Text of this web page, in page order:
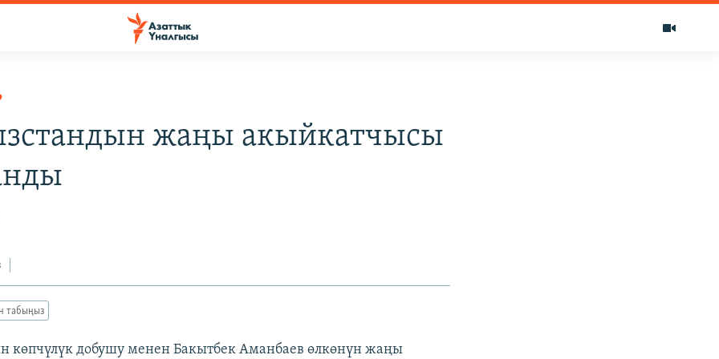
жаңы акыйкатчысы
табыңыз
көпчүлүк добушу менен Бакытбек Аманбаев өлкөнүн жаңы